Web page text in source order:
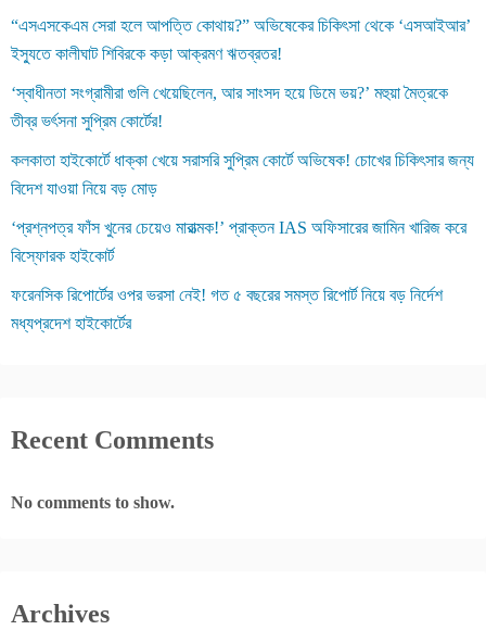
“এসএসকেএম সেরা হলে আপত্তি কোথায়?” অভিষেকের চিকিৎসা থেকে ‘এসআইআর’
ইস্যুতে কালীঘাট শিবিরকে কড়া আক্রমণ ঋতব্রতর!
‘স্বাধীনতা সংগ্রামীরা গুলি খেয়েছিলেন, আর সাংসদ হয়ে ডিমে ভয়?’ মহুয়া মৈত্রকে
তীব্র ভর্ৎসনা সুপ্রিম কোর্টের!
কলকাতা হাইকোর্টে ধাক্কা খেয়ে সরাসরি সুপ্রিম কোর্টে অভিষেক! চোখের চিকিৎসার জন্য
বিদেশ যাওয়া নিয়ে বড় মোড়
‘প্রশ্নপত্র ফাঁস খুনের চেয়েও মারাত্মক!’ প্রাক্তন IAS অফিসারের জামিন খারিজ করে
বিস্ফোরক হাইকোর্ট
ফরেনসিক রিপোর্টের ওপর ভরসা নেই! গত ৫ বছরের সমস্ত রিপোর্ট নিয়ে বড় নির্দেশ
মধ্যপ্রদেশ হাইকোর্টের
Recent Comments
No comments to show.
Archives